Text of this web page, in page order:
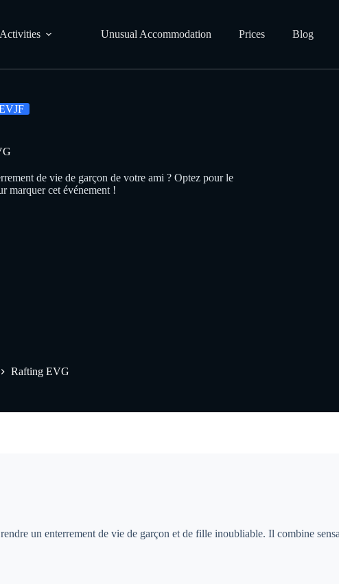
Activities Unusual Accommodation Prices Blog
de vie de garçon de votre ami ? Optez pour le
marquer cet événement !
Rafting EVG
un enterrement de vie de garçon et de fille inoubliable. Il combine